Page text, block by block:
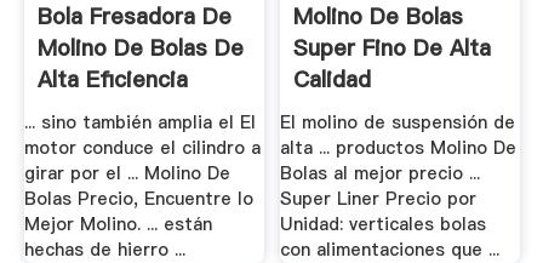
Bola Fresadora De
Molino De Bolas De
Alta Eficiencia
... sino también amplia el El
motor conduce el cilindro a
girar por el ... Molino De
Bolas Precio, Encuentre lo
Mejor Molino. ... están
hechas de hierro ...
Molino De Bolas
Super Fino De Alta
Calidad
El molino de suspensión de
alta ... productos Molino De
Bolas al mejor precio ...
Super Liner Precio por
Unidad: verticales bolas
con alimentaciones que ...